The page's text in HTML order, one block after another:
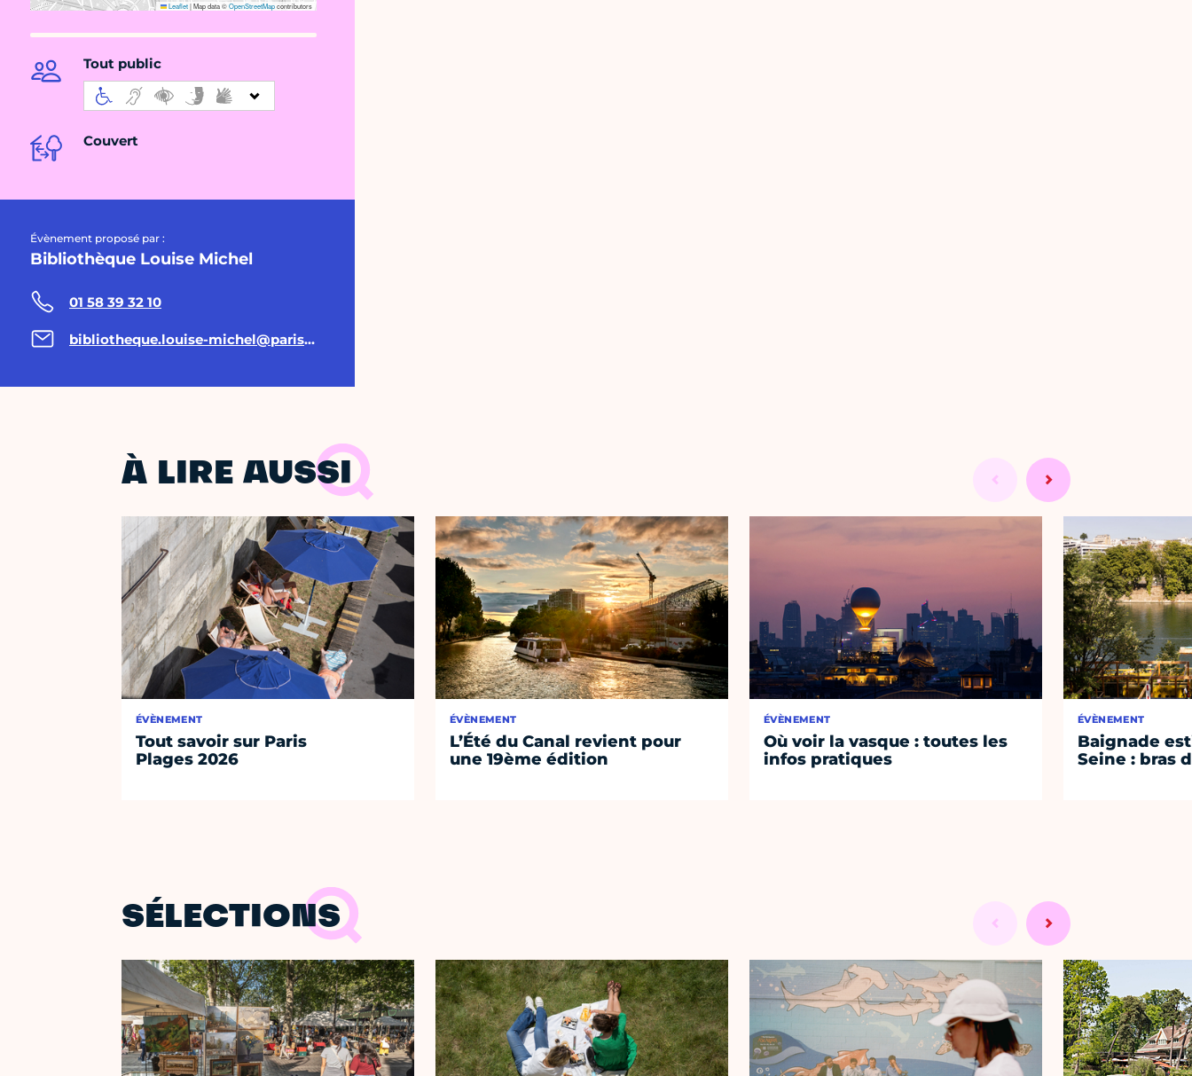
Leaflet|Map data ©OpenStreetMapcontributors
Tout public
Couvert
Évènement proposé par :
Bibliothèque Louise Michel
01 58 39 32 10
bibliotheque.louise-michel@paris.fr
À LIRE AUSSI
ÉVÈNEMENT
Tout savoir sur Paris
Plages 2026
ÉVÈNEMENT
L’Été du Canal revient pour
une 19ème édition
ÉVÈNEMENT
Où voir la vasque : toutes les
infos pratiques
ÉVÈNEMENT
Baignade
Seine : bras
SÉLECTIONS